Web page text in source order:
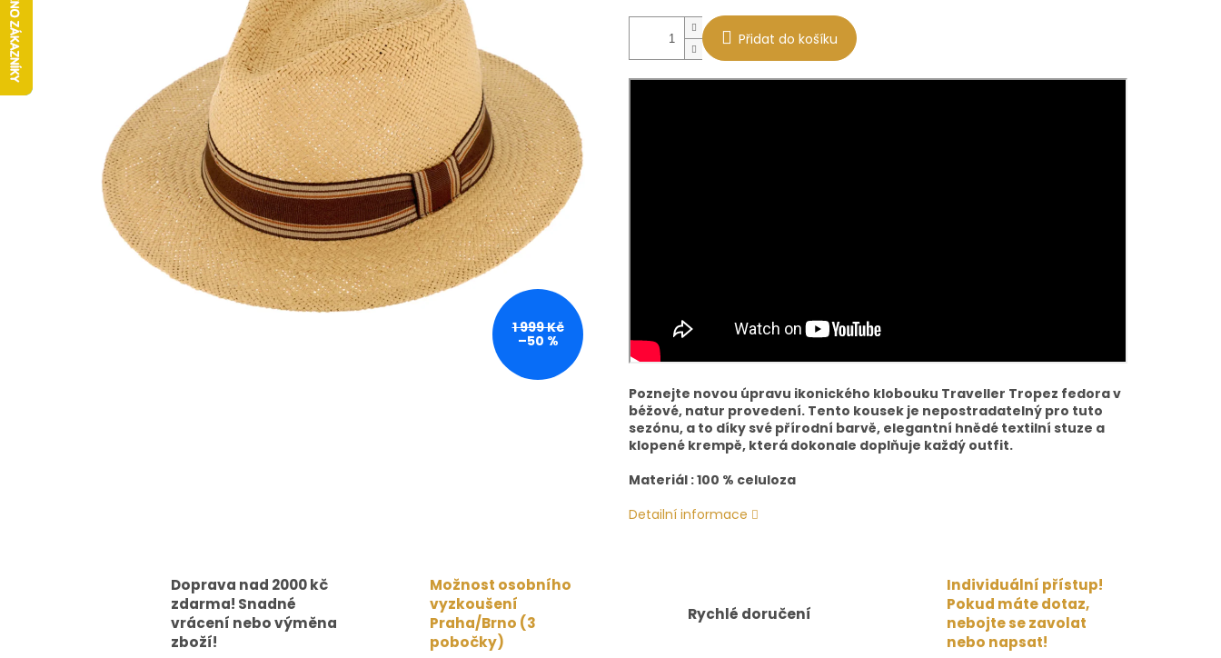
1 999 Kč
–50 %
Přidat do košíku
Poznejte novou úpravu ikonického klobouku Traveller Tropez fedora v
béžové, natur provedení. Tento kousek je nepostradatelný pro tuto
sezónu, a to díky své přírodní barvě, elegantní hnědé textilní stuze a
klopené krempě, která dokonale doplňuje každý outfit.
Materiál : 100 % celuloza
Detailní informace
Doprava nad 2000 kč
zdarma! Snadné
vrácení nebo výměna
zboží!
Možnost osobního
vyzkoušení
Praha/Brno (3
pobočky)
Rychlé doručení
Individuální přístup!
Pokud máte dotaz,
nebojte se zavolat
nebo napsat!